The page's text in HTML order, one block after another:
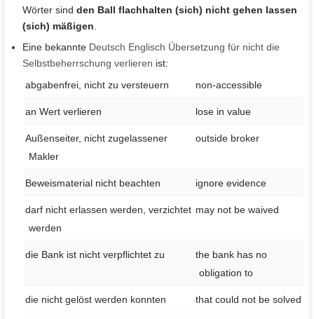
Wörter sind den Ball flachhalten (sich) nicht gehen lassen
(sich) mäßigen
Eine bekannte Deutsch Englisch Übersetzung für nicht die
Selbstbeherrschung verlieren ist:
abgabenfrei, nicht zu versteuern
non-accessible
an Wert verlieren lose in value
Außenseiter, nicht zugelassener
Makler
outside broker
Beweismaterial nicht beachten ignore evidence
darf nicht erlassen werden, verzichtet
werden
may not be waived
die Bank ist nicht verpflichtet zu
the bank has no
obligation to
die nicht gelöst werden konnten that could not be solved